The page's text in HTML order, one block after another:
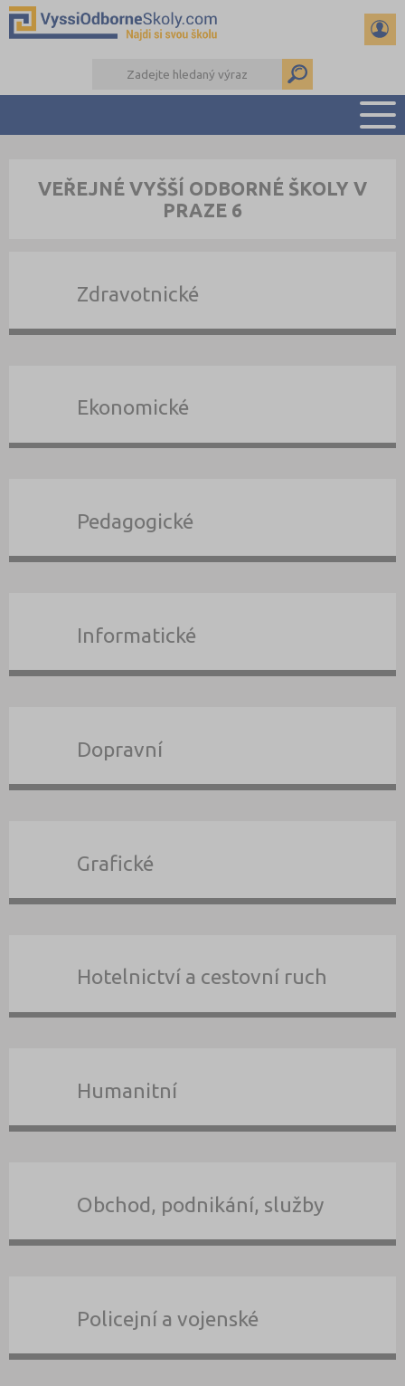
PŘÍPRAVA NA PŘIJÍMAČKY
KALENDÁŘ AKCÍ
VEŘEJNÉ VYŠŠÍ ODBORNÉ ŠKOLY V
PRAZE 6
Zdravotnické
Ekonomické
Pedagogické
Informatické
Dopravní
Grafické
Hotelnictví a cestovní ruch
Humanitní
Obchod, podnikání, služby
Policejní a vojenské